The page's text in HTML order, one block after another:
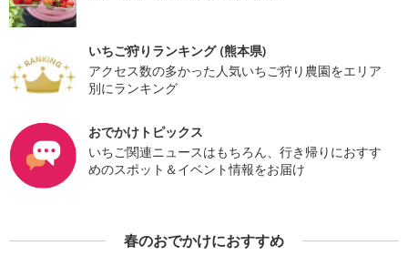
いちご狩りランキング (熊本県)
アクセス数の多かった人気いちご狩り農園をエリア
別にランキング
おでかけトピックス
いちご関連ニュースはもちろん、行き帰りにおすす
めのスポット＆イベント情報をお届け
春のおでかけにおすすめ